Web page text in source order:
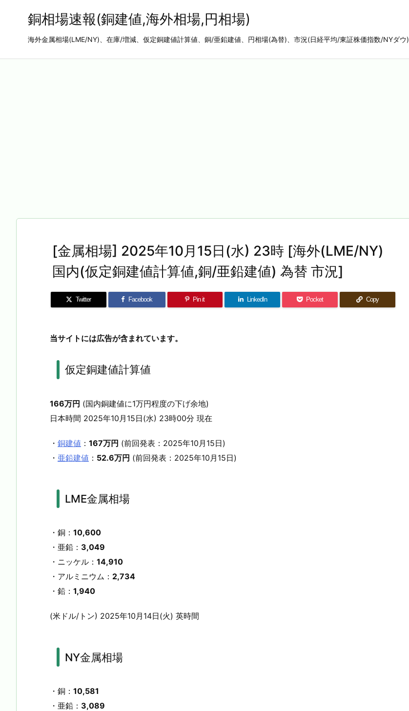
銅相場速報(銅建値,海外相場,円相場)
海外金属相場(LME/NY)、在庫/増減、仮定銅建値計算値、銅/亜鉛建値、円相場(為替)、市況(日経平均/東証株価指数/NYダウ)
[金属相場] 2025年10月15日(水) 23時 [海外(LME/NY)
国内(仮定銅建値計算値,銅/亜鉛建値) 為替 市況]
Twitter Facebook Pin it LinkedIn Pocket Copy
当サイトには広告が含まれています。
仮定銅建値計算値
166万円 (国内銅建値に1万円程度の下げ余地)
日本時間 2025年10月15日(水) 23時00分 現在
・ 銅建値 ： 167万円 (前回発表：2025年10月15日)
・ 亜鉛建値 ： 52.6万円 (前回発表：2025年10月15日)
LME金属相場
・銅： 10,600
・亜鉛： 3,049
・ニッケル： 14,910
・アルミニウム： 2,734
・鉛： 1,940
(米ドル/トン) 2025年10月14日(火) 英時間
NY金属相場
・銅： 10,581
・亜鉛： 3,089